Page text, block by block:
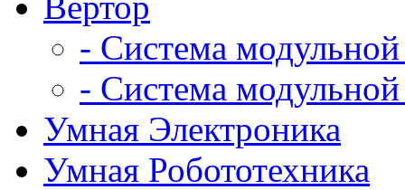
- Система
- Система
Умная Электроника
Умная Робототехника